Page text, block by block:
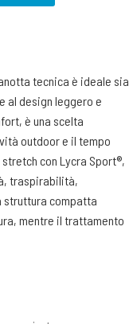
tecnica è ideale sia
al design leggero e
è una scelta
outdoor e il tempo
con Lycra Sport®,
traspirabilità,
struttura compatta
mentre il trattamento
e durabilità,
comfort duraturo. Di